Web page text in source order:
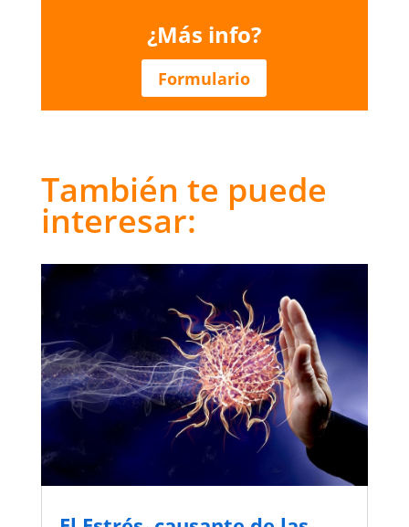
¿Más info?
Formulario
También te puede
interesar: